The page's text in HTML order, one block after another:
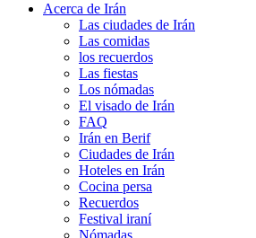
Acerca de Irán
Las ciudades de Irán
Las comidas
los recuerdos
Las fiestas
Los nómadas
El visado de Irán
FAQ
Irán en Berif
Ciudades de Irán
Hoteles en Irán
Cocina persa
Recuerdos
Festival iraní
Nómadas